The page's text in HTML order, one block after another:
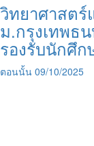
วิทยาศาสตร์
ม.กรุงเทพธ
รองรับนักศึ
ตอนนั้น 09/10/2025